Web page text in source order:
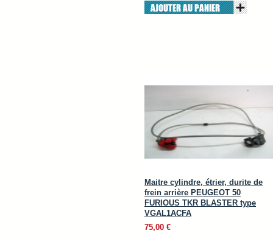
AJOUTER AU PANIER
Maitre cylindre, étrier, durite de
frein arrière PEUGEOT 50
FURIOUS TKR BLASTER type
VGAL1ACFA
75,00 €